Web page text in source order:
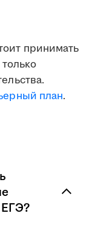
принимать
план.